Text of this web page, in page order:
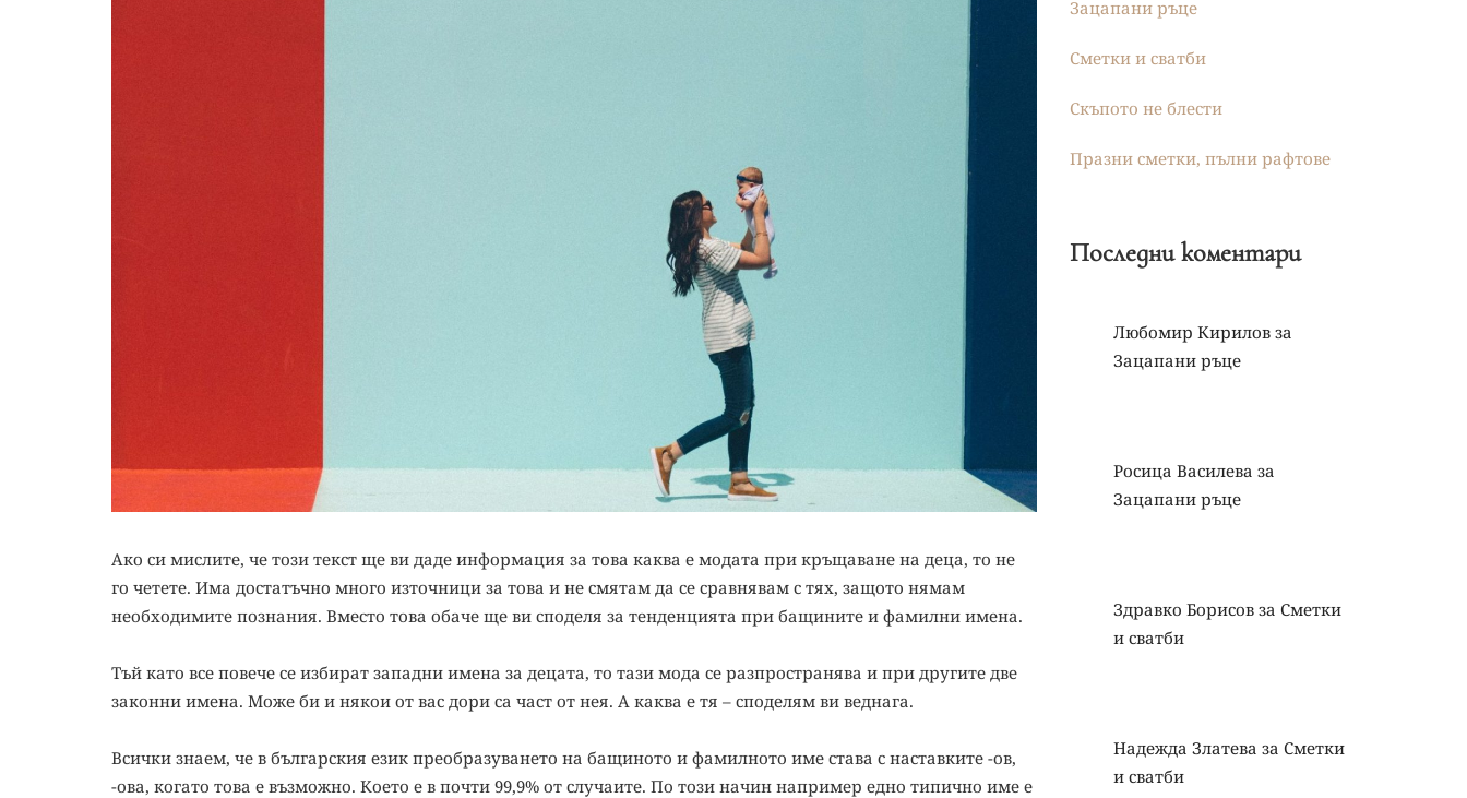
Ако си мислите, че този текст ще ви даде информация за това каква е модата при кръщаване на деца, то не
го четете. Има достатъчно много източници за това и не смятам да се сравнявам с тях, защото нямам
необходимите познания. Вместо това обаче ще ви споделя за тенденцията при бащините и фамилни имена.
Тъй като все повече се избират западни имена за децата, то тази мода се разпространява и при другите две
законни имена. Може би и някои от вас дори са част от нея. А каква е тя – споделям ви веднага.
Всички знаем, че в българския език преобразуването на бащиното и фамилното име става с наставките -ов,
-ова, когато това е възможно. Което е в почти 99,9% от случаите. По този начин например едно типично име е
Зацапани ръце
Сметки и сватби
Скъпото не блести
Празни сметки, пълни рафтове
Последни коментари
Любомир Кириловза
Зацапани ръце
Росица Василева за
Зацапани ръце
Здравко Борисовза Сметки
и сватби
Надежда Златева за Сметки
и сватби